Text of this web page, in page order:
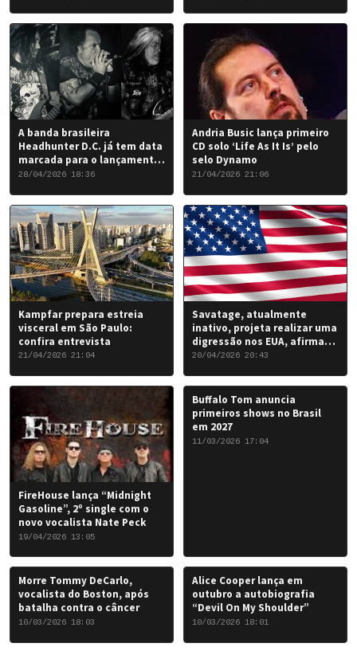
A banda brasileira
Headhunter D.C. já tem data
marcada para o lançamento
do seu novo álbum “Rise of
28/04/2026 18:36
Andria Busic lança primeiro
CD solo ‘Life As It Is’ pelo
selo Dynamo
21/04/2026 21:06
Kampfar prepara estreia
visceral em São Paulo:
confira entrevista
21/04/2026 21:04
Savatage, atualmente
inativo, projeta realizar uma
digressão nos EUA, afirma
Chris Caffery
20/04/2026 20:43
FireHouse lança “Midnight
Gasoline”, 2º single com o
novo vocalista Nate Peck
19/04/2026 13:05
Buffalo Tom anuncia
primeiros shows no Brasil
em 2027
11/03/2026 17:04
Morre Tommy DeCarlo,
vocalista do Boston, após
batalha contra o câncer
10/03/2026 18:03
Alice Cooper lança em
outubro a autobiografia
“Devil On My Shoulder”
10/03/2026 18:01